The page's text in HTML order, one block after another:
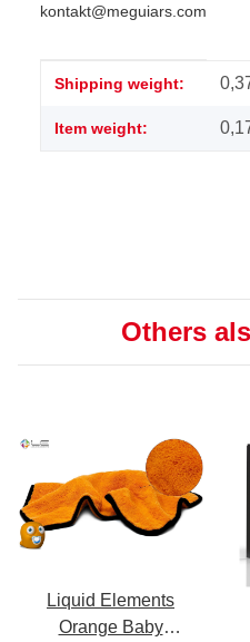
kontakt@meguiars.com
Item information
Value
Shipping weight:
Item weight:
Others
Liquid Elements
Orange Baby